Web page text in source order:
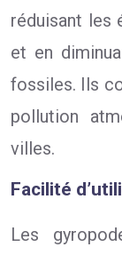
réduisant les
et en
fossiles. Ils
pollution
villes.
Facilité
Les